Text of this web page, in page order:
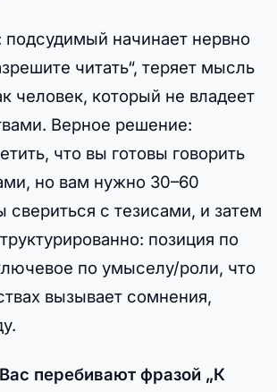
начинает нервно
читать“, теряет мысль
человек, который не владеет
Верное решение:
что вы готовы говорить
но вам нужно 30–60
свериться с тезисами, и затем
позиция по
по умыселу/роли, что
вызывает сомнения,
перебивают фразой „К